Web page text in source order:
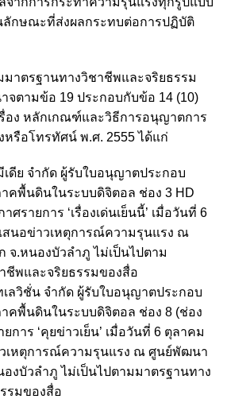
ลักษณะที่ส่งผลกระทบต่อการปฏิบัติ
มาตรฐานทางวิชาชีพและจริยธรรม
จตามข้อ 19 ประกอบกับข้อ 14 (10)
อง หลักเกณฑ์และวิธีการอนุญาตการ
หรือโทรทัศน์ พ.ศ. 2555 ได้แก่
ดีย จำกัด ผู้รับใบอนุญาตประกอบ
คพื้นดินในระบบดิจิตอล ช่อง 3 HD
ศรายการ ‘เรื่องเด่นเย็นนี้’ เมื่อวันที่ 6
สนอข่าวเหตุการณ์ความรุนแรง ณ
จ.หนองบัวลำภู ไม่เป็นไปตาม
ชีพและจริยธรรมของสื่อ
เลวิชั่น จำกัด ผู้รับใบอนุญาตประกอบ
คพื้นดินในระบบดิจิตอล ช่อง 8 (ช่อง
การ ‘คุยข่าวเย็น’ เมื่อวันที่ 6 ตุลาคม
วเหตุการณ์ความรุนแรง ณ ศูนย์พัฒนา
องบัวลำภู ไม่เป็นไปตามมาตรฐานทาง
รมของสื่อ